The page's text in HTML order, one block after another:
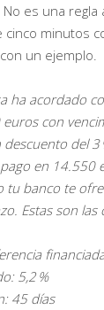
es una
cinco minutos
un ejemplo.
ha acordado
con
del 3
en 14.550
tu banco te
Estas son las
5,2 %
45 días